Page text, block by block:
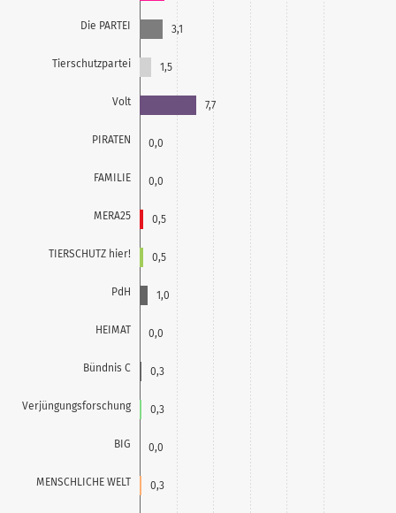
Die PARTEI
Tierschutzpartei
Volt
PIRATEN
FAMILIE
MERA25
TIERSCHUTZ hier!
PdH
HEIMAT
Bündnis C
Verjüngungsforschung
BIG
MENSCHLICHE WELT
3,1
1,5
7,7
0,0
0,0
0,5
0,5
1,0
0,0
0,3
0,3
0,0
0,3